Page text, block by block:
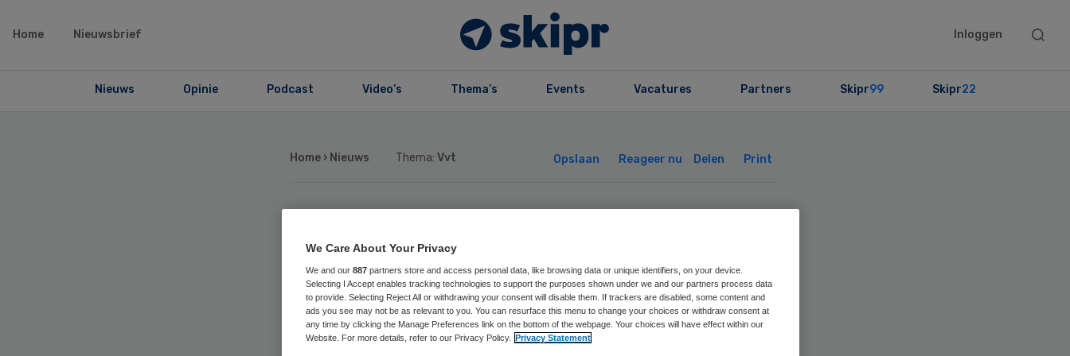
Home Nieuwsbrief Inloggen
Search
Nieuws Opinie Podcast Video’s Thema’s Events Vacatures Partners Skipr99 Skipr22
Home › Nieuws Thema:Vvt Opslaan Reageer nu Delen Print
Zorginstituut: ruimere
vergoeding
herstelzorg
We Care About Your Privacy
We and our 887 partners store and access personal data, like browsing data or unique identifiers, on your device.
Selecting I Accept enables tracking technologies to support the purposes shown under we and our partners process data
to provide. Selecting Reject All or withdrawing your consent will disable them. If trackers are disabled, some content and
ads you see may not be as relevant to you. You can resurface this menu to change your choices or withdraw consent at
any time by clicking the Manage Preferences link on the bottom of the webpage. Your choices will have effect within our
Website. For more details, refer to our Privacy Policy. Privacy Statement